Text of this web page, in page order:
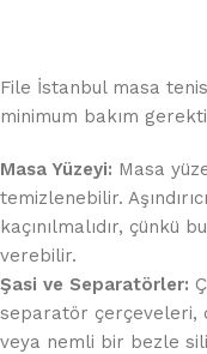
File İstanbul masa
minimum bakım
Masa Yüzeyi: Masa
temizlenebilir.
kaçınılmalıdır, çünkü
verebilir.
Şasi ve Separatörler:
separatör çerçeveleri,
veya nemli bir bezle